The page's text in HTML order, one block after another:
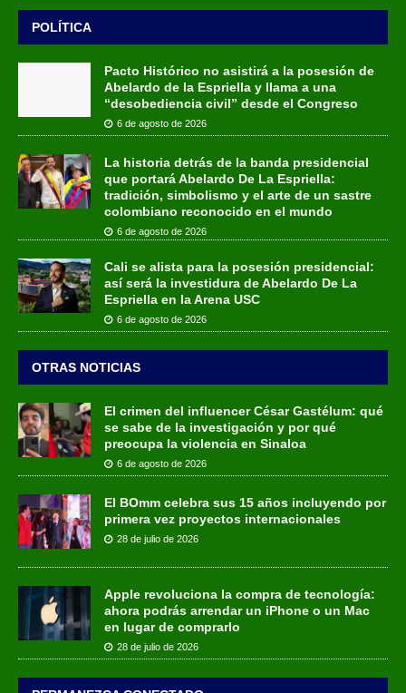
POLÍTICA
Pacto Histórico no asistirá a la posesión de
Abelardo de la Espriella y llama a una
“desobediencia civil” desde el Congreso
6 de agosto de 2026
La historia detrás de la banda presidencial
que portará Abelardo De La Espriella:
tradición, simbolismo y el arte de un sastre
colombiano reconocido en el mundo
6 de agosto de 2026
Cali se alista para la posesión presidencial:
así será la investidura de Abelardo De La
Espriella en la Arena USC
6 de agosto de 2026
OTRAS NOTICIAS
El crimen del influencer César Gastélum: qué
se sabe de la investigación y por qué
preocupa la violencia en Sinaloa
6 de agosto de 2026
El BOmm celebra sus 15 años incluyendo por
primera vez proyectos internacionales
28 de julio de 2026
Apple revoluciona la compra de tecnología:
ahora podrás arrendar un iPhone o un Mac
en lugar de comprarlo
28 de julio de 2026